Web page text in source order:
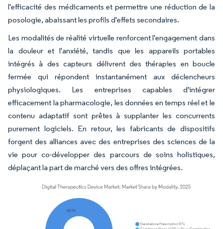
l'efficacité des médicaments et permettre une réduction de la
posologie, abaissant les profils d'effets secondaires.
Les modalités de réalité virtuelle renforcent l'engagement dans
la douleur et l'anxiété, tandis que les appareils portables
intégrés à des capteurs délivrent des thérapies en boucle
fermée qui répondent instantanément aux déclencheurs
physiologiques. Les entreprises capables d'intégrer
efficacement la pharmacologie, les données en temps réel et le
contenu adaptatif sont prêtes à supplanter les concurrents
purement logiciels. En retour, les fabricants de dispositifs
forgent des alliances avec des entreprises des sciences de la
vie pour co-développer des parcours de soins holistiques,
déplaçant la part de marché vers des offres intégrées.